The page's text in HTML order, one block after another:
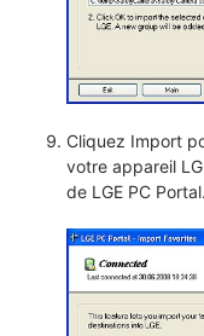
Cliquez Import
votre appareil
de LGE PC Portal.